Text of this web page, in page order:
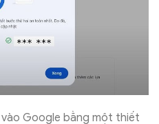
vào Google bằng một thiết